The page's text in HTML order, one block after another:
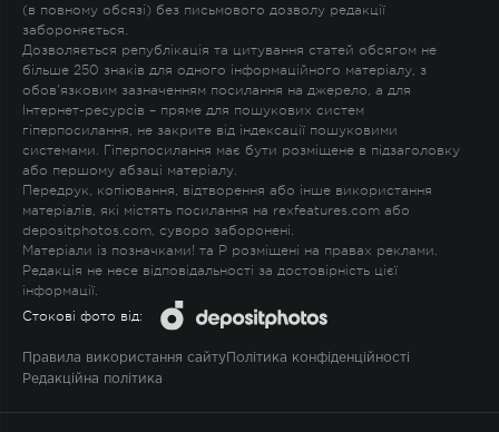
(в повному обсязі) без письмового дозволу редакції
забороняється.
Дозволяється републікація та цитування статей обсягом не
більше 250 знаків для одного інформаційного матеріалу, з
обов'язковим зазначенням посилання на джерело, а для
Інтернет-ресурсів – пряме для пошукових систем
гіперпосилання, не закрите від індексації пошуковими
системами. Гіперпосилання має бути розміщене в підзаголовку
або першому абзаці матеріалу.
Передрук, копіювання, відтворення або інше використання
матеріалів, які містять посилання на rexfeatures.com або
depositphotos.com, суворо заборонені.
Матеріали із позначками! та P розміщені на правах реклами.
Редакція не несе відповідальності за достовірність цієї
інформації.
Стокові фото від:
Правила використання сайту Політика конфіденційності
Редакційна політика